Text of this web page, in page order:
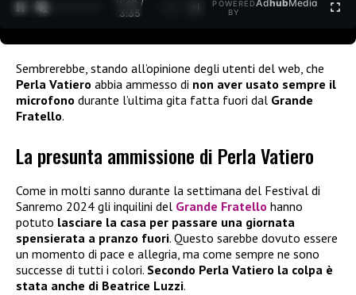
3:35
POWERED
BY
AdhubMedia
Sembrerebbe, stando all’opinione degli utenti del web, che
Perla Vatiero abbia ammesso di non aver usato sempre il
microfono durante l’ultima gita fatta fuori dal Grande
Fratello.
La presunta ammissione di Perla Vatiero
Come in molti sanno durante la settimana del Festival di
Sanremo 2024 gli inquilini del Grande Fratello hanno
potuto lasciare la casa per passare una giornata
spensierata a pranzo fuori. Questo sarebbe dovuto essere
un momento di pace e allegria, ma come sempre ne sono
successe di tutti i colori. Secondo Perla Vatiero la colpa è
stata anche di Beatrice Luzzi.